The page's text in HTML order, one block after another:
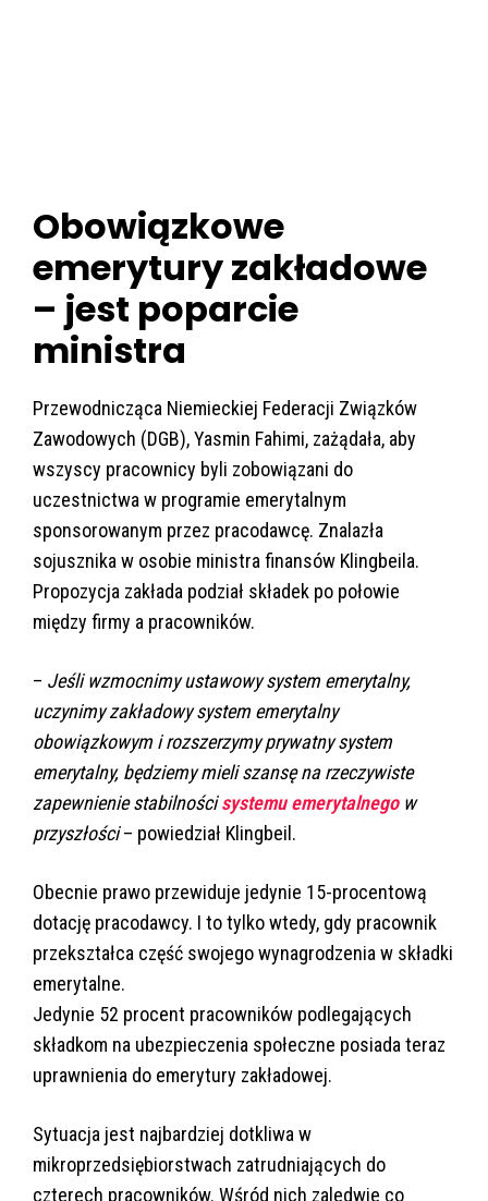
Obowiązkowe
emerytury zakładowe
– jest poparcie
ministra
Przewodnicząca Niemieckiej Federacji Związków
Zawodowych (DGB), Yasmin Fahimi, zażądała, aby
wszyscy pracownicy byli zobowiązani do
uczestnictwa w programie emerytalnym
sponsorowanym przez pracodawcę. Znalazła
sojusznika w osobie ministra finansów Klingbeila.
Propozycja zakłada podział składek po połowie
między firmy a pracowników.
– Jeśli wzmocnimy ustawowy system emerytalny,
uczynimy zakładowy system emerytalny
obowiązkowym i rozszerzymy prywatny system
emerytalny, będziemy mieli szansę na rzeczywiste
zapewnienie stabilnościsystemu emerytalnegow
przyszłości– powiedział Klingbeil.
Obecnie prawo przewiduje jedynie 15-procentową
dotację pracodawcy. I to tylko wtedy, gdy pracownik
przekształca część swojego wynagrodzenia w składki
emerytalne.
Jedynie 52 procent pracowników podlegających
składkom na ubezpieczenia społeczne posiada teraz
uprawnienia do emerytury zakładowej.
Sytuacja jest najbardziej dotkliwa w
mikroprzedsiębiorstwach zatrudniających do
czterech pracowników. Wśród nich zaledwie co